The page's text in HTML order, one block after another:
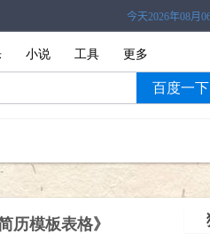
小说 工具 更多
百度一下
历模板表格》